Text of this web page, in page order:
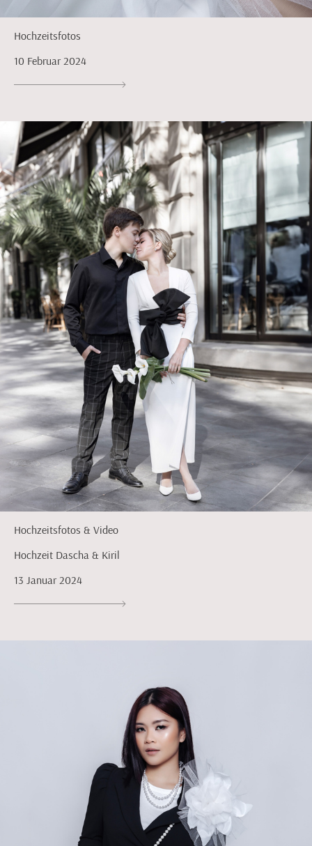
Hochzeitsfotos
10 Februar 2024
Hochzeitsfotos & Video
Hochzeit Dascha & Kiril
13 Januar 2024